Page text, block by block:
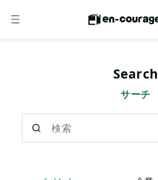
メニュー
Search
サーチ